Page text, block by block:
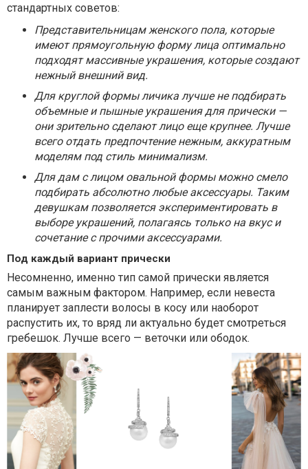
стандартных советов:
Представительницам женского пола, которые
имеют прямоугольную форму лица оптимально
подходят массивные украшения, которые создают
нежный внешний вид.
Для круглой формы личика лучше не подбирать
объемные и пышные украшения для прически —
они зрительно сделают лицо еще крупнее. Лучше
всего отдать предпочтение нежным, аккуратным
моделям под стиль минимализм.
Для дам с лицом овальной формы можно смело
подбирать абсолютно любые аксессуары. Таким
девушкам позволяется экспериментировать в
выборе украшений, полагаясь только на вкус и
сочетание с прочими аксессуарами.
Под каждый вариант прически
Несомненно, именно тип самой прически является
самым важным фактором. Например, если невеста
планирует заплести волосы в косу или наоборот
распустить их, то вряд ли актуально будет смотреться
гребешок. Лучше всего — веточки или ободок.